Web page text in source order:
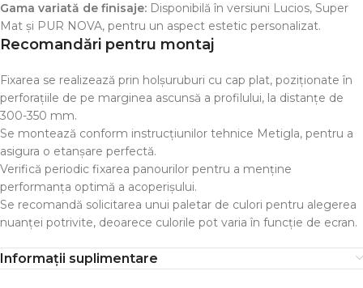
Gama variată de finisaje: Disponibilă în versiuni Lucios, Super
Mat și PUR NOVA, pentru un aspect estetic personalizat.
Recomandări pentru montaj
Fixarea se realizează prin holșuruburi cu cap plat, poziționate în
perforațiile de pe marginea ascunsă a profilului, la distanțe de
300-350 mm.
Se montează conform instrucțiunilor tehnice Metigla, pentru a
asigura o etanșare perfectă.
Verifică periodic fixarea panourilor pentru a menține
performanța optimă a acoperișului.
Se recomandă solicitarea unui paletar de culori pentru alegerea
nuanței potrivite, deoarece culorile pot varia în funcție de ecran.
Informații suplimentare